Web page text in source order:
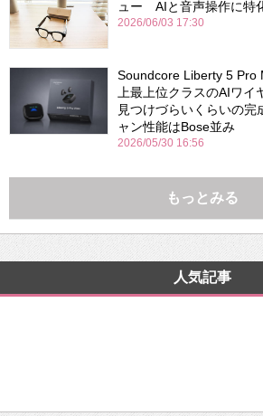
ュー AIと音声操作に特
2026/06/03 17:30
Soundcore Liberty 5
上最上位クラスのAIワイ
見つけづらいくらいの
ャン性能はBose並み
2026/05/30 16:56
もっとみる
人気記事